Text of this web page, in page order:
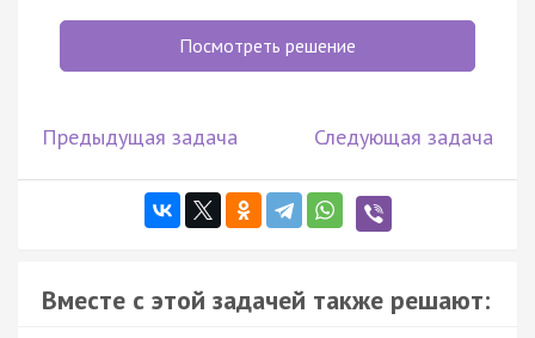
Посмотреть решение
Предыдущая задача Следующая задача
Вместе с этой задачей также решают: